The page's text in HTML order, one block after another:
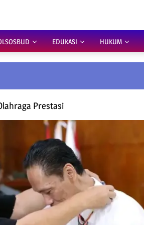
EDUKASI HUKUM
Prestasi